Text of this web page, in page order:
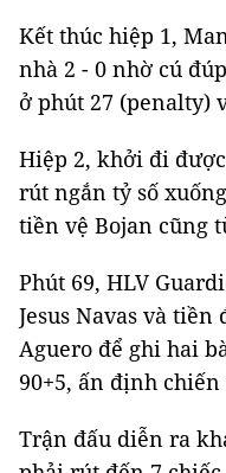
Kết thúc hiệp 1,
nhà 2 - 0 nhờ cú
ở phút 27 (penalty)
Hiệp 2, khởi đi
rút ngắn tỷ số
tiền vệ Bojan cũng
Phút 69, HLV
Jesus Navas và
Aguero để ghi hai
90+5, ấn định chiến
Trận đấu diễn ra